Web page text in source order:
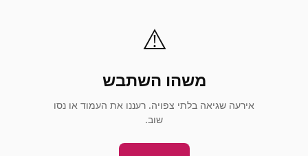
⚠️
משהו השתבש
אירעה שגיאה בלתי צפויה. רעננו את העמוד או נסו
שוב.